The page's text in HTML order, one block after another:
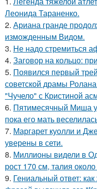
Леонида Тараненко.
2. Ариана гранде
изможденным Видом.
3. Hе надо стремиться
4. Заговор на кольцо:
5. Появился первый
советской драмы
"Чучело" с Кристиной
6. Пятимесячный Миша
пока его мать
7. Маргарет куолли и
уверены в сети.
8. Миллионы видели в
рост 170 см, талия
9. Гениальный ответ: